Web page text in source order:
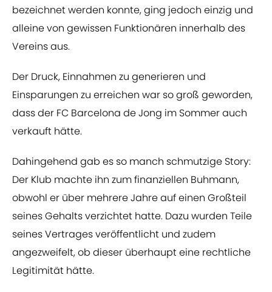
bezeichnet werden konnte, ging jedoch einzig und
alleine von gewissen Funktionären innerhalb des
Vereins aus.
Der Druck, Einnahmen zu generieren und
Einsparungen zu erreichen war so groß geworden,
dass der FC Barcelona de Jong im Sommer auch
verkauft hätte.
Dahingehend gab es so manch schmutzige Story:
Der Klub machte ihn zum finanziellen Buhmann,
obwohl er über mehrere Jahre auf einen Großteil
seines Gehalts verzichtet hatte. Dazu wurden Teile
seines Vertrages veröffentlicht und zudem
angezweifelt, ob dieser überhaupt eine rechtliche
Legitimität hätte.